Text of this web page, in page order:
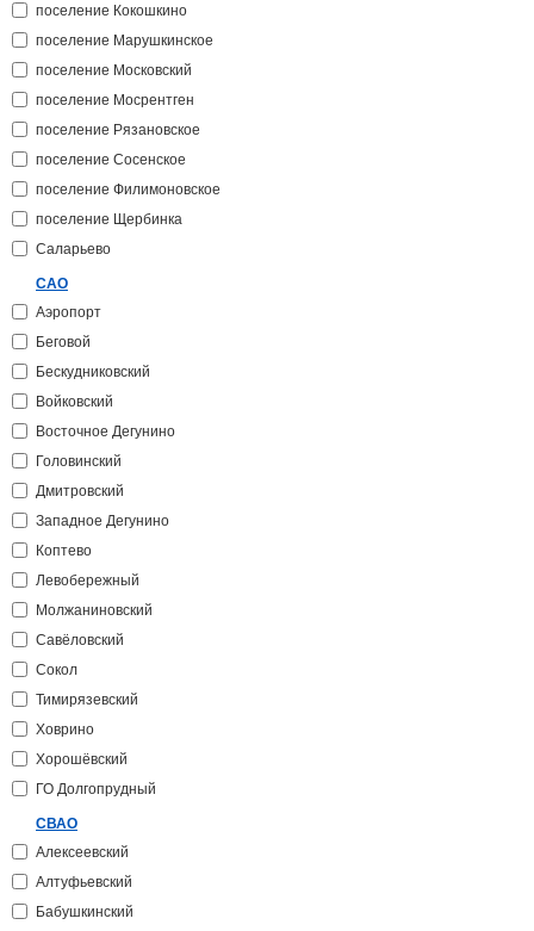
поселение Кокошкино
поселение Марушкинское
поселение Московский
поселение Мосрентген
поселение Рязановское
поселение Сосенское
поселение Филимоновское
поселение Щербинка
Саларьево
САО
Аэропорт
Беговой
Бескудниковский
Войковский
Восточное Дегунино
Головинский
Дмитровский
Западное Дегунино
Коптево
Левобережный
Молжаниновский
Савёловский
Сокол
Тимирязевский
Ховрино
Хорошёвский
ГО Долгопрудный
СВАО
Алексеевский
Алтуфьевский
Бабушкинский